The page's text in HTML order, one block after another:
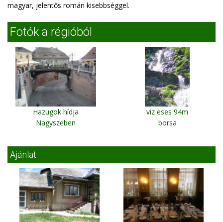
magyar, jelentős román kisebbséggel.
Fotók a régióból
Hazugok hídja
Nagyszeben
viz eses 94m
borsa
Ajánlat